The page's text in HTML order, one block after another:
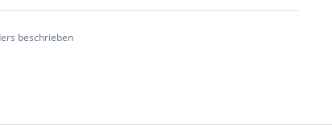
beschrieben